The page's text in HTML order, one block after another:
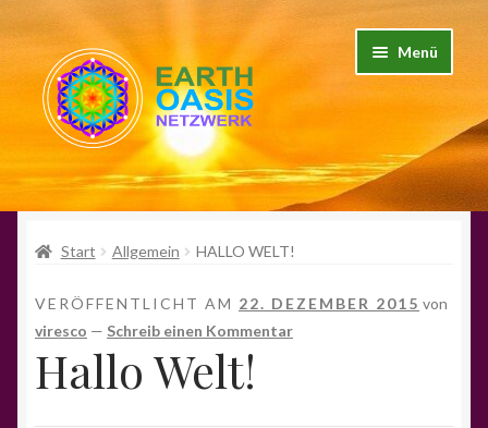
Navigation
springen
Inhalt
springen
Menü
EARTH OASIS NETZWERK SITE
Online – Shop
der Autor
Mein Konto
Start Allgemein HALLO WELT!
VERÖFFENTLICHT AM 22. DEZEMBER 2015 von
viresco — Schreib einen Kommentar
Hallo Welt!